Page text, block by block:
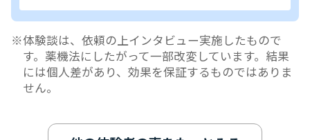
体験談は、依頼の上インタビュー実施したもので
す。薬機法にしたがって一部改変しています。結果
には個人差があり、効果を保証するものではありま
せん。